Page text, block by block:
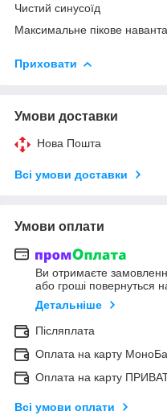
Чистий синусоїд
Максимальне пікове
Приховати
Умови доставки
Нова Пошта
Всі умови доставки
Умови оплати
Ви отримаєте
або гроші повернуться
Детальніше
Післяплата
Оплата на карту
Оплата на карту
Всі умови оплати